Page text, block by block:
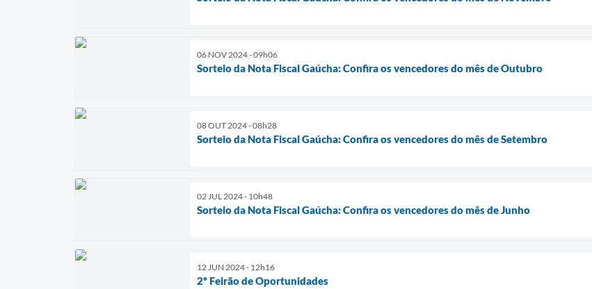
06 NOV 2024 - 09h06
Sorteio da Nota Fiscal Gaúcha: Confira os vencedores do mês de Outubro
08 OUT 2024 - 08h28
Sorteio da Nota Fiscal Gaúcha: Confira os vencedores do mês de Setembro
02 JUL 2024 - 10h48
Sorteio da Nota Fiscal Gaúcha: Confira os vencedores do mês de Junho
12 JUN 2024 - 12h16
2º Feirão de Oportunidades